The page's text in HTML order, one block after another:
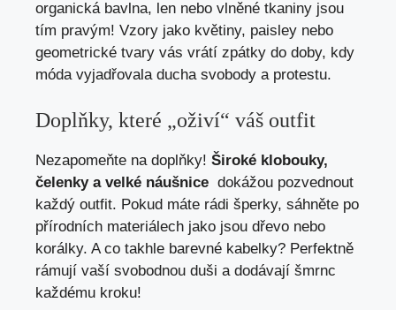
organická bavlna, len⁢ nebo vlněné tkaniny jsou
tím⁤ pravým! Vzory jako květiny, paisley nebo
geometrické tvary vás ⁣vrátí zpátky do doby, kdy
móda‌ vyjadřovala ducha svobody a protestu.
Doplňky, které „oživí“ váš outfit
Nezapomeňte na doplňky! Široké klobouky,
‍čelenky⁤ a velké náušnice ​ dokážou pozvednout
‌každý ⁢outfit. Pokud ⁢máte rádi šperky, sáhněte po
⁢přírodních materiálech jako jsou dřevo nebo‌
korálky. A co takhle barevné ​kabelky? Perfektně
⁢rámují ​vaší​ svobodnou duši ​a dodávají⁣ šmrnc
každému ⁤kroku!